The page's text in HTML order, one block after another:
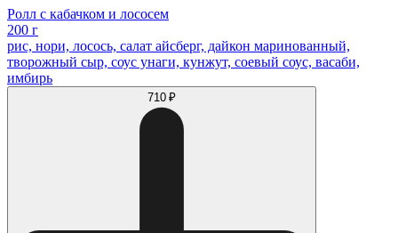
Ролл с кабачком и лососем
200 г
рис, нори, лосось, салат айсберг, дайкон маринованный,
творожный сыр, соус унаги, кунжут, соевый соус, васаби,
имбирь
710 ₽